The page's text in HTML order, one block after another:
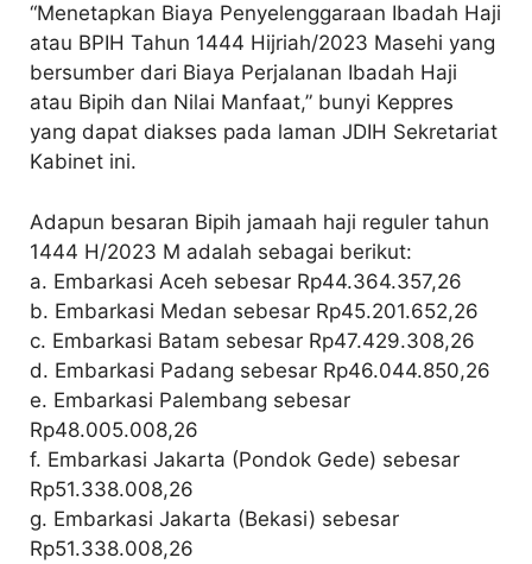
“Menetapkan Biaya Penyelenggaraan Ibadah Haji
atau BPIH Tahun 1444 Hijriah/2023 Masehi yang
bersumber dari Biaya Perjalanan Ibadah Haji
atau Bipih dan Nilai Manfaat,” bunyi Keppres
yang dapat diakses pada laman JDIH Sekretariat
Kabinet ini.
Adapun besaran Bipih jamaah haji reguler tahun
1444 H/2023 M adalah sebagai berikut:
a. Embarkasi Aceh sebesar Rp44.364.357,26
b. Embarkasi Medan sebesar Rp45.201.652,26
c. Embarkasi Batam sebesar Rp47.429.308,26
d. Embarkasi Padang sebesar Rp46.044.850,26
e. Embarkasi Palembang sebesar
Rp48.005.008,26
f. Embarkasi Jakarta (Pondok Gede) sebesar
Rp51.338.008,26
g. Embarkasi Jakarta (Bekasi) sebesar
Rp51.338.008,26